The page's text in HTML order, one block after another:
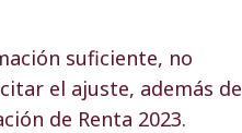
suficiente, no
el ajuste, además de
de Renta 2023.